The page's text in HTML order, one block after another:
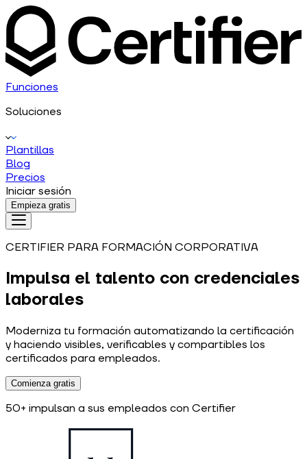
Funciones
Soluciones
Plantillas
Blog
Precios
Iniciar sesión
Empieza gratis
CERTIFIER PARA FORMACIÓN CORPORATIVA
Impulsa el talento con credenciales
laborales
Moderniza tu formación automatizando la certificación
y haciendo visibles, verificables y compartibles los
certificados para empleados.
Comienza gratis
50+ impulsan a sus empleados con Certifier